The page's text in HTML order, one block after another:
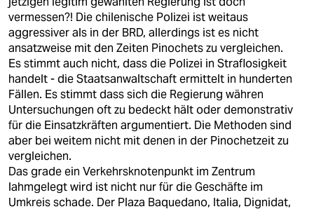
vermessen?! Die chilenische Polizei ist weitaus
aggressiver als in der BRD, allerdings ist es nicht
ansatzweise mit den Zeiten Pinochets zu vergleichen.
Es stimmt auch nicht, dass die Polizei in Straflosigkeit
handelt - die Staatsanwaltschaft ermittelt in hunderten
Fällen. Es stimmt dass sich die Regierung währen
Untersuchungen oft zu bedeckt hält oder demonstrativ
für die Einsatzkräften argumentiert. Die Methoden sind
aber bei weitem nicht mit denen in der Pinochetzeit zu
vergleichen.
Das grade ein Verkehrsknotenpunkt im Zentrum
lahmgelegt wird ist nicht nur für die Geschäfte im
Umkreis schade. Der Plaza Baquedano, Italia, Dignidat,